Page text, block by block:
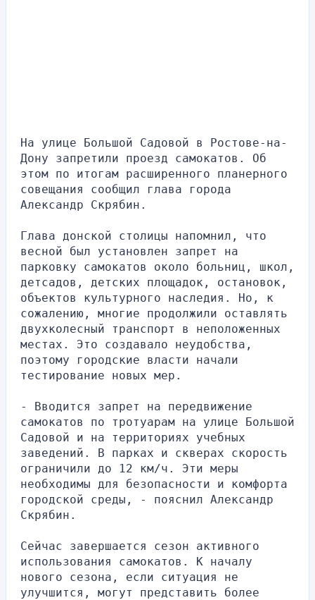
На улице Большой Садовой в Ростове-на-
Дону запретили проезд самокатов. Об
этом по итогам расширенного планерного
совещания сообщил глава города
Александр Скрябин.
Глава донской столицы напомнил, что
весной был установлен запрет на
парковку самокатов около больниц, школ,
детсадов, детских площадок, остановок,
объектов культурного наследия. Но, к
сожалению, многие продолжили оставлять
двухколесный транспорт в неположенных
местах. Это создавало неудобства,
поэтому городские власти начали
тестирование новых мер.
- Вводится запрет на передвижение
самокатов по тротуарам на улице Большой
Садовой и на территориях учебных
заведений. В парках и скверах скорость
ограничили до 12 км/ч. Эти меры
необходимы для безопасности и комфорта
городской среды, - пояснил Александр
Скрябин.
Сейчас завершается сезон активного
использования самокатов. К началу
нового сезона, если ситуация не
улучшится, могут представить более